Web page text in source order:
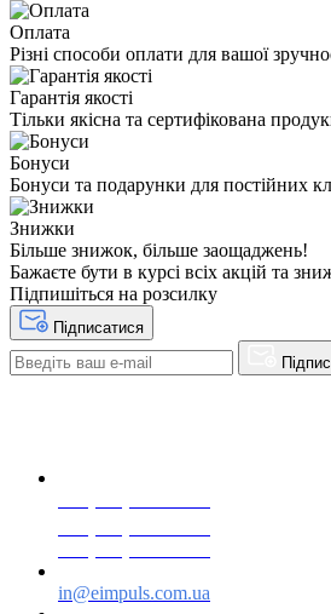
Оплата
Різні способи оплати для вашої
Гарантія якості
Тільки якісна та сертифікована
Бонуси
Бонуси та подарунки для постійних
Знижки
Більше знижок, більше заощаджень!
Бажаєте бути в курсі всіх акцій та
Підпишіться на розсилку
Підписатися
in@eimpuls.com.ua